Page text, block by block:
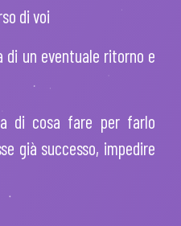
di voi
di un eventuale ritorno e
di cosa fare per farlo
già successo, impedire